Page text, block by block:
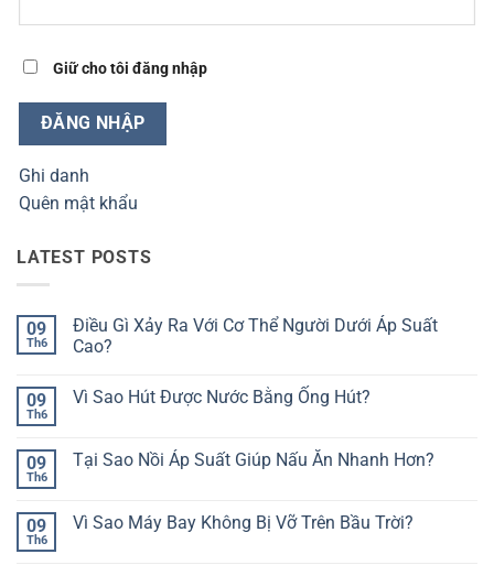
Giữ cho tôi đăng nhập
ĐĂNG NHẬP
Ghi danh
Quên mật khẩu
LATEST POSTS
09
Th6
Điều Gì Xảy Ra Với Cơ Thể Người Dưới Áp Suất
Cao?
bình
Gì
Xảy
Cơ
Thể
09
Th6
Vì Sao Hút Được Nước Bằng Ống Hút?
luận
Hút
Được
09
Th6
Tại Sao Nồi Áp Suất Giúp Nấu Ăn Nhanh Hơn?
bình
luận
09
Th6
Vì Sao Máy Bay Không Bị Vỡ Trên Bầu Trời?